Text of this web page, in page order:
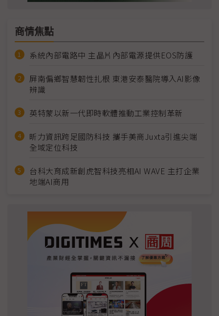
商情焦點
系統內部電路中 主晶片內部電源提供EOS防護
屏南偏鄉智慧韌性扎根 東港安泰醫院導入AI影像
辨識
英特蒙以新一代即時軟體推動工業控制革新
昕力資訊跨足國防科技 攜手美商Juxta引進尖端
全域定位科技
台科大育成新創虎智科技亮相AI WAVE 主打企業
地端AI商用